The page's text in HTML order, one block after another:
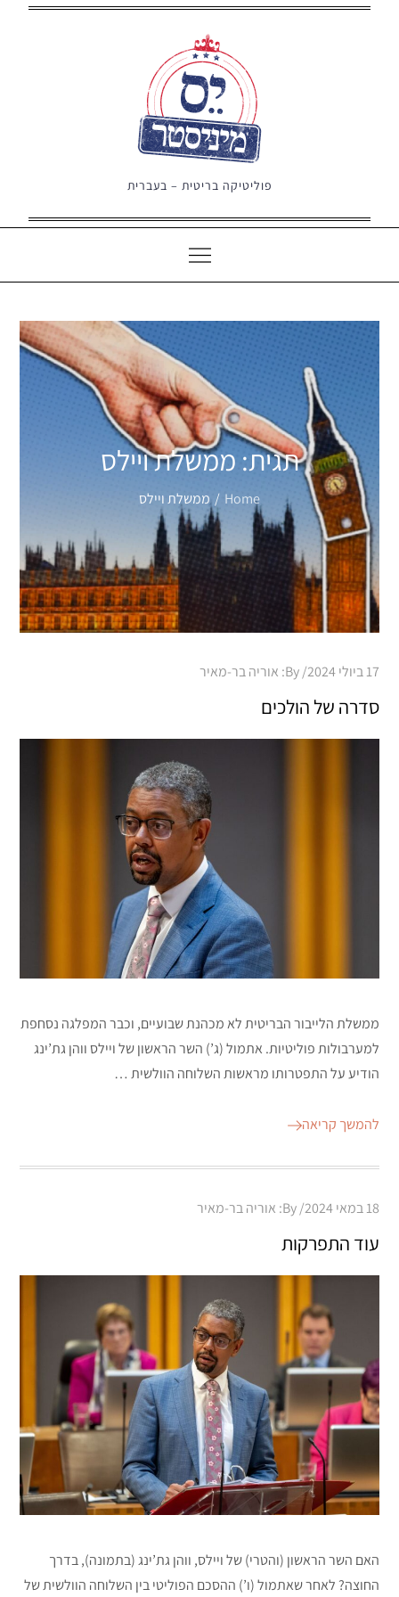
פוליטיקה בריטית – בעברית
תגית: ממשלת ויילס
Home ממשלת ויילס
Posted
17 ביולי 2024 By: אוריה בר-מאיר
סדרה של הולכים
ממשלת הלייבור הבריטית לא מכהנת שבועיים, וכבר המפלגה נסחפת
למערבולות פוליטיות. אתמול (ג’) השר הראשון של ויילס ווהן גת’ינג
הודיע על התפטרותו מראשות השלוחה הוולשית …
להמשך קריאה
Posted
18 במאי 2024 By: אוריה בר-מאיר
עוד התפרקות
האם השר הראשון (והטרי) של ויילס, ווהן גת’ינג (בתמונה), בדרך
החוצה? לאחר שאתמול (ו’) ההסכם הפוליטי בין השלוחה הוולשית של